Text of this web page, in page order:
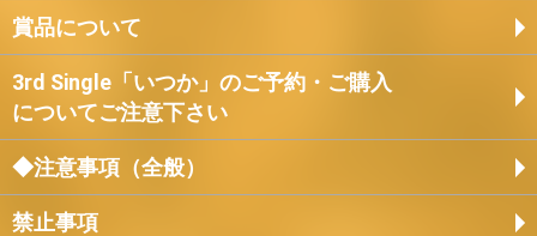
賞品について
3rd Single「いつか」のご予約・ご購入
についてご注意下さい
◆注意事項（全般）
禁止事項